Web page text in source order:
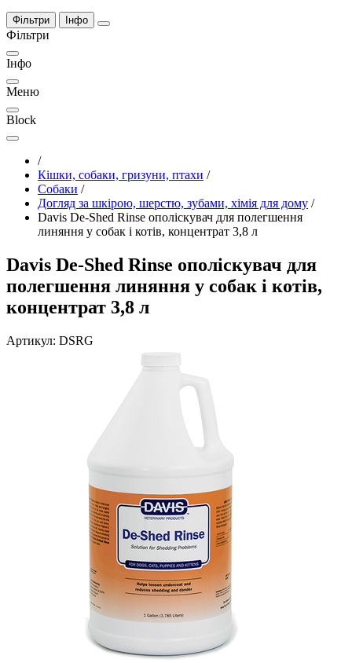
Фільтри Інфо
Фільтри
Інфо
Меню
Block
/
Кішки, собаки, гризуни, птахи /
Собаки /
Догляд за шкірою, шерстю, зубами, хімія для дому /
Davis De-Shed Rinse ополіскувач для полегшення
линяння у собак і котів, концентрат 3,8 л
Davis De-Shed Rinse ополіскувач для
полегшення линяння у собак і котів,
концентрат 3,8 л
Артикул: DSRG